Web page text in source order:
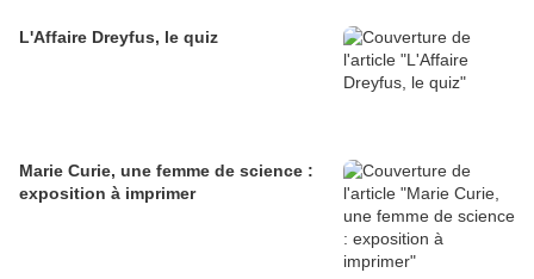
L'Affaire Dreyfus, le quiz
Marie Curie, une femme de science :
exposition à imprimer